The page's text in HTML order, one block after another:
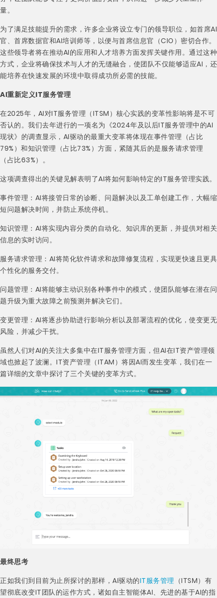
量。
为了满足技能提升的需求，许多企业将设立专门的领导职位，如首席AI
官、首席数据官和AI培训师等，以便与首席信息官（CIO）密切合作。
这些领导者将在推动AI的应用和人才培养方面发挥关键作用。通过这种
方式，企业将确保技术与人才的无缝融合，使团队不仅能够适应AI，还
能培养在快速发展的环境中取得成功所必需的技能。
AI重新定义IT服务管理
在2025年，AI对IT服务管理（ITSM）核心实践的变革性影响将是不可
否认的。我们去年进行的一项名为《2024年及以后IT服务管理中的AI
现状》的调查显示，AI驱动的最重大变革将体现在事件管理（占比
79%）和知识管理（占比73%）方面，紧随其后的是服务请求管理
（占比63%）。
这项调查得出的关键见解表明了AI将如何影响特定的IT服务管理实践。
事件管理：AI将接管日常的诊断、问题解决以及工单创建工作，大幅缩
短问题解决时间，并防止系统停机。
知识管理：AI将实现内容分类的自动化、知识库的更新，并提供对相关
信息的实时访问。
服务请求管理：AI将简化软件请求和故障修复流程，实现更快速且更具
个性化的服务交付。
问题管理：AI将能够主动识别各种事件中的模式，使团队能够在潜在问
题升级为重大故障之前预测并解决它们。
变更管理：AI将逐步协助进行影响分析以及部署流程的优化，使变更无
风险，并减少干扰。
虽然人们对AI的关注大多集中在IT服务管理方面，但AI在IT资产管理领
域也掀起了波澜。IT资产管理（ITAM）将因AI而发生变革，我们在一
篇详细的文章中探讨了三个关键的变革方式。
最终思考
正如我们到目前为止所探讨的那样，AI驱动的IT服务管理 （ITSM）有
望彻底改变IT团队的运作方式，诸如自主智能体AI、先进的基于AI的指